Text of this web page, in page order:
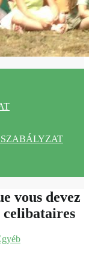
vous devez
celibataires